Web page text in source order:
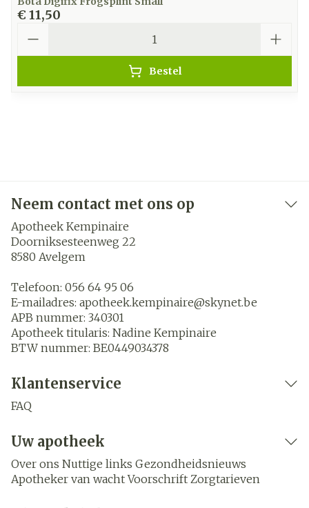
€ 11,50
Bestel
Neem contact met ons op
Apotheek Kempinaire
Doorniksesteenweg 22
8580 Avelgem
Telefoon: 056 64 95 06
E-mailadres: apotheek.kempinaire@skynet.be
APB nummer: 340301
Apotheek titularis: Nadine Kempinaire
BTW nummer: BE0449034378
Klantenservice
FAQ
Uw apotheek
Over ons Nuttige links Gezondheidsnieuws
Apotheker van wacht Voorschrift Zorgtarieven